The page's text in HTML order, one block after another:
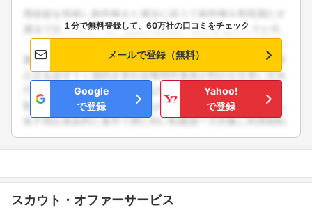
１分で無料登録して、60万社の口コミをチェック
メールで登録（無料）
Google
で登録
Yahoo!
で登録
スカウト・オファーサービス